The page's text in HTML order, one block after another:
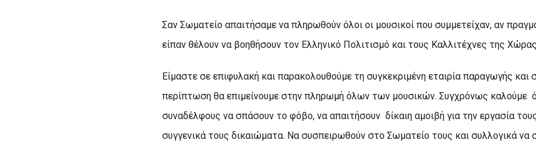
Σαν Σωματείο απαιτήσαμε να πληρωθούν όλοι οι μουσικοί που συμμετείχαν, αν
είπαν θέλουν να βοηθήσουν τον Ελληνικό Πολιτισμό και τους Καλλιτέχνες της
Είμαστε σε επιφυλακή και παρακολουθούμε τη συγκεκριμένη εταιρία παραγωγής και
περίπτωση θα επιμείνουμε στην πληρωμή όλων των μουσικών. Συγχρόνως καλούμε
συναδέλφους να σπάσουν το φόβο, να απαιτήσουν δίκαιη αμοιβή για την εργασία
συγγενικά τους δικαιώματα. Να συσπειρωθούν στο Σωματείο τους και συλλογικά να